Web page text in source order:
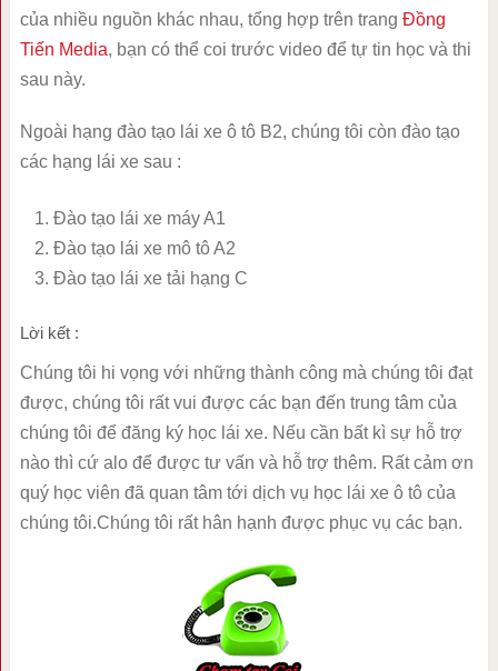
của nhiều nguồn khác nhau, tổng hợp trên trang Đồng
Tiến Media, bạn có thể coi trước video để tự tin học và thi
sau này.
Ngoài hạng đào tạo lái xe ô tô B2, chúng tôi còn đào tạo
các hạng lái xe sau :
Đào tạo lái xe máy A1
Đào tạo lái xe mô tô A2
Đào tạo lái xe tải hạng C
Lời kết :
Chúng tôi hi vọng với những thành công mà chúng tôi đạt
được, chúng tôi rất vui được các bạn đến trung tâm của
chúng tôi để đăng ký học lái xe. Nếu cần bất kì sự hỗ trợ
nào thì cứ alo để được tư vấn và hỗ trợ thêm. Rất cảm ơn
quý học viên đã quan tâm tới dịch vụ học lái xe ô tô của
chúng tôi.Chúng tôi rất hân hạnh được phục vụ các bạn.